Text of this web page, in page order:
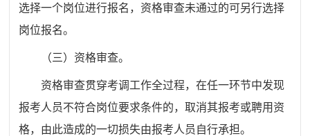
选择一个岗位进行报名，资格审查未通过的可另行选择
岗位报名。
（三）资格审查。
资格审查贯穿考调工作全过程，在任一环节中发现
报考人员不符合岗位要求条件的，取消其报考或聘用资
格，由此造成的一切损失由报考人员自行承担。